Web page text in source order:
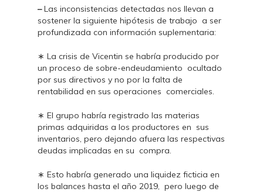
–Las inconsistencias detectadas nos llevan a
sostener la siguiente hipótesis de trabajo a ser
profundizada con información suplementaria:
∗ La crisis de Vicentin se habría producido por
un proceso de sobre-endeudamiento ocultado
por sus directivos y no por la falta de
rentabilidad en sus operaciones comerciales.
∗ El grupo habría registrado las materias
primas adquiridas a los productores en sus
inventarios, pero dejando afuera las respectivas
deudas implicadas en su compra.
∗ Esto habría generado una liquidez ficticia en
los balances hasta el año 2019, pero luego de